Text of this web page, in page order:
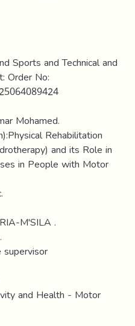
Sports and Technical and
Order No:
Mohamed.
Rehabilitation
and its Role in
in People with Motor
M'SILA .
and Health - Motor